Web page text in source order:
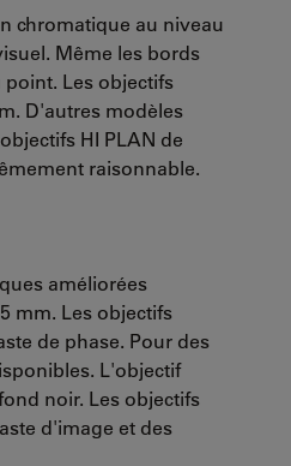
chromatique au niveau
Même les bords
Les objectifs
D'autres modèles
HI PLAN de
raisonnable.
améliorées
mm. Les objectifs
de phase. Pour des
L'objectif
noir. Les objectifs
d'image et des